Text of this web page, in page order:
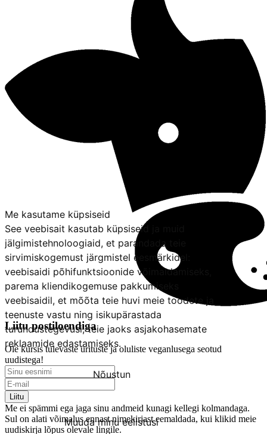
Me kasutame küpsiseid
See veebisait kasutab küpsiseid ja muid
jälgimistehnoloogiaid, et parandada teie
sirvimiskogemust järgmistel eesmärkidel:
veebisaidi põhifunktsioonide võimaldamiseks
parema kliendikogemuse pakkumiseks
veebisaidil, et mõõta teie huvi meie toodete ja
teenuste vastu ning isikupärastada
turundustegevusi,teie jaoks asjakohasemate
reklaamide edastamiseks.
Nõustun
Muuda minu eelistusi
Liitu postiloendiga
Ole kursis tulevaste ürituste ja oluliste veganlusega seotud
uudistega!
Liitu
Me ei spämmi ega jaga sinu andmeid kunagi kellegi kolmandaga.
Sul on alati võimalus ennast nimekirjast eemaldada, kui klikid meie
uudiskirja lõpus olevale lingile.